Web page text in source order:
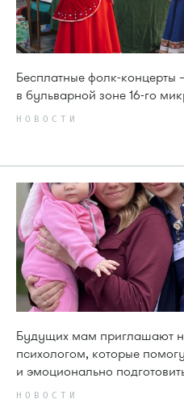
Бесплатные фолк-концерты
в бульварной зоне 16-го
НОВОСТИ
Будущих мам приглашают
психологом, которые
и эмоционально
НОВОСТИ